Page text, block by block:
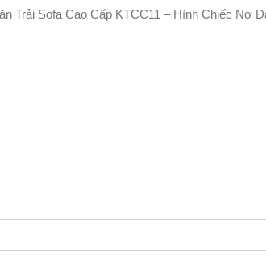
Trải Sofa Cao Cấp KTCC11 – Hình Chiếc Nơ